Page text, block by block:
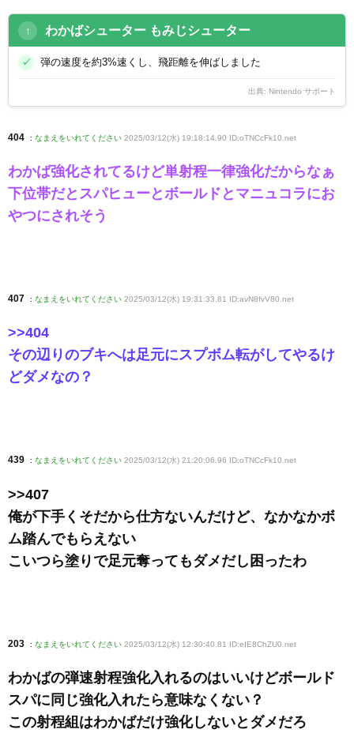
わかばシューター もみじシューター
弾の速度を約3%速くし、飛距離を伸ばしました
出典: Nintendo サポート
404 : なまえをいれてください 2025/03/12(水) 19:18:14.90 ID:oTNCcFk10 .net
わかば強化されてるけど単射程一律強化だからなぁ
下位帯だとスパヒューとボールドとマニュコラにお
やつにされそう
407 : なまえをいれてください 2025/03/12(水) 19:31:33.81 ID:avN8fvV80.net
>>404
その辺りのブキへは足元にスプボム転がしてやるけ
どダメなの？
439 : なまえをいれてください 2025/03/12(水) 21:20:06.96 ID:oTNCcFk10.net
>>407
俺が下手くそだから仕方ないんだけど、なかなかボ
ム踏んでもらえない
こいつら塗りで足元奪ってもダメだし困ったわ
203 : なまえをいれてください 2025/03/12(水) 12:30:40.81 ID:eIE8ChZU0 .net
わかばの弾速射程強化入れるのはいいけどボールド
スパに同じ強化入れたら意味なくない？
この射程組はわかばだけ強化しないとダメだろ